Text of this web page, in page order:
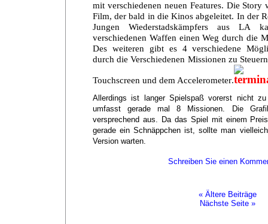
mit verschiedenen neuen Features. Die
Film, der bald in die Kinos abgeleitet. In der
Jungen Wiederstadskämpfers aus
verschiedenen Waffen einen Weg durch die
Des weiteren gibt es 4 verschiedene
durch die Verschiedenen Missionen zu
Touchscreen und dem Accelerometer.
Allerdings ist langer Spielspaß vorerst nicht
umfasst gerade mal 8 Missionen. Die
versprechend aus. Da das Spiel mit einem
gerade ein Schnäppchen ist, sollte man
Version warten.
Schreiben Sie einen
« Ältere Beiträge
Nächste Seite »